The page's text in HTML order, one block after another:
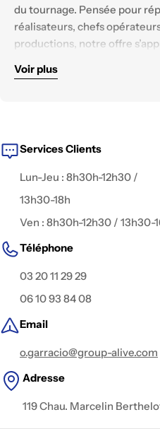
du tournage. Pensée pour
réalisateurs, chefs
productions, notre offre
renouvelé.
Nous mettons à disposition
digital.
Voir plus
Services Clients
Lun-Jeu : 8h30h-12h30 /
13h30-18h
Ven : 8h30h-12h30 / 13h30-
Téléphone
03 20 11 29 29
06 10 93 84 08
Email
o.garracio@group-alive.com
Adresse
119 Chau. Marcelin